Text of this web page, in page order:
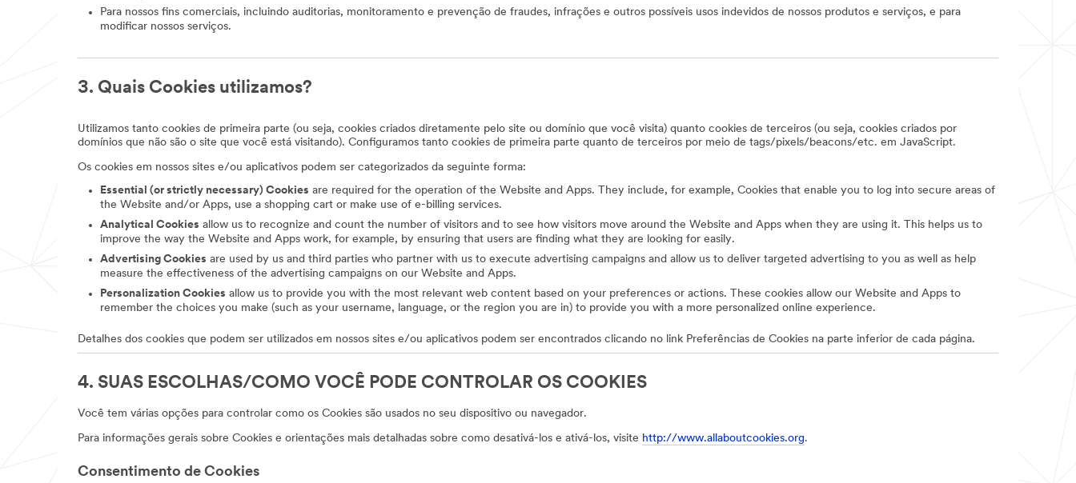
Para nossos fins comerciais, incluindo auditorias, monitoramento e prevenção de fraudes, infrações e outros possíveis usos indevidos de nossos produtos e serviços, e para
modificar nossos serviços.
3. Quais Cookies utilizamos?
Utilizamos tanto cookies de primeira parte (ou seja, cookies criados diretamente pelo site ou domínio que você visita) quanto cookies de terceiros (ou seja, cookies criados por
domínios que não são o site que você está visitando). Configuramos tanto cookies de primeira parte quanto de terceiros por meio de tags/pixels/beacons/etc. em JavaScript.
Os cookies em nossos sites e/ou aplicativos podem ser categorizados da seguinte forma:
Essential (or strictly necessary) Cookies are required for the operation of the Website and Apps. They include, for example, Cookies that enable you to log into secure areas of
the Website and/or Apps, use a shopping cart or make use of e-billing services.
Analytical Cookies allow us to recognize and count the number of visitors and to see how visitors move around the Website and Apps when they are using it. This helps us to
improve the way the Website and Apps work, for example, by ensuring that users are finding what they are looking for easily.
Advertising Cookies are used by us and third parties who partner with us to execute advertising campaigns and allow us to deliver targeted advertising to you as well as help
measure the effectiveness of the advertising campaigns on our Website and Apps.
Personalization Cookies allow us to provide you with the most relevant web content based on your preferences or actions. These cookies allow our Website and Apps to
remember the choices you make (such as your username, language, or the region you are in) to provide you with a more personalized online experience.
Detalhes dos cookies que podem ser utilizados em nossos sites e/ou aplicativos podem ser encontrados clicando no link Preferências de Cookies na parte inferior de cada página.
4. SUAS ESCOLHAS/COMO VOCÊ PODE CONTROLAR OS COOKIES
Você tem várias opções para controlar como os Cookies são usados no seu dispositivo ou navegador.
Para informações gerais sobre Cookies e orientações mais detalhadas sobre como desativá-los e ativá-los, visite http://www.allaboutcookies.org.
Consentimento de Cookies